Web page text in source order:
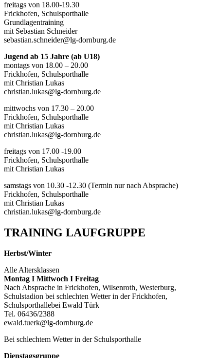
freitags von 18.00-19.30
Frickhofen, Schulsporthalle
Grundlagentraining
mit Sebastian Schneider
sebastian.schneider@lg-dornburg.de
Jugend ab 15 Jahre (ab U18)
montags von 18.00 – 20.00
Frickhofen, Schulsporthalle
mit Christian Lukas
christian.lukas@lg-dornburg.de
mittwochs von 17.30 – 20.00
Frickhofen, Schulsporthalle
mit Christian Lukas
christian.lukas@lg-dornburg.de
freitags von 17.00 -19.00
Frickhofen, Schulsporthalle
mit Christian Lukas
samstags von 10.30 -12.30 (Termin nur nach Absprache)
Frickhofen, Schulsporthalle
mit Christian Lukas
christian.lukas@lg-dornburg.de
TRAINING LAUFGRUPPE
Herbst/Winter
Alle Altersklassen
Montag I Mittwoch I Freitag
Nach Absprache in Frickhofen, Wilsenroth, Westerburg,
Schulstadion bei schlechten Wetter in der Frickhofen,
Schulsporthallebei Ewald Türk
Tel. 06436/2388
ewald.tuerk@lg-dornburg.de
Bei schlechtem Wetter in der Schulsporthalle
Dienstagsgruppe